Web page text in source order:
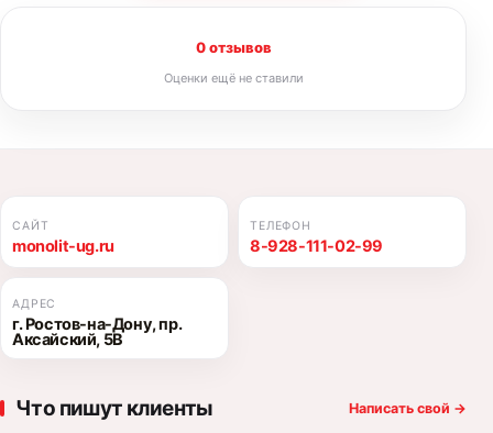
0 отзывов
Оценки ещё не ставили
САЙТ
monolit-ug.ru
ТЕЛЕФОН
8-928-111-02-99
АДРЕС
г. Ростов-на-Дону, пр.
Аксайский, 5В
Что пишут клиенты Написать свой →